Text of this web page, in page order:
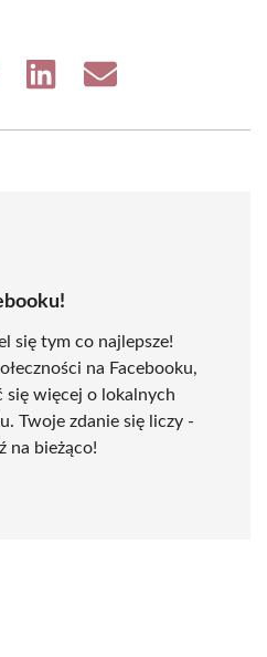
Share
Share
się tym co najlepsze!
na Facebooku,
się więcej o lokalnych
Twoje zdanie się liczy -
na bieżąco!